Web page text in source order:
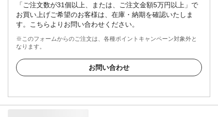
「ご注文数が31個以上、または、ご注文金額5万円以上」で
お買い上げご希望のお客様は、在庫・納期を確認いたしま
す。こちらよりお問い合わせください。
※このフォームからのご注文は、各種ポイントキャンペーン対象外と
なります。
お問い合わせ